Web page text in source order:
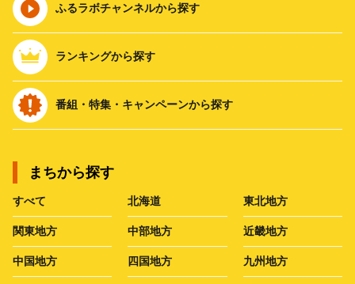
ふるラボチャンネルから探す
ランキングから探す
番組・特集・キャンペーンから探す
まちから探す
すべて 北海道 東北地方
関東地方 中部地方 近畿地方
中国地方 四国地方 九州地方